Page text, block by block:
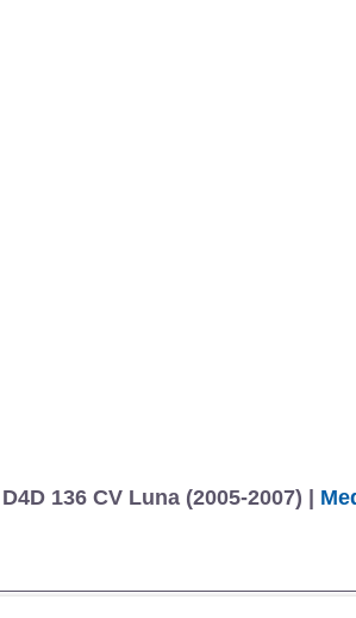
136 CV Luna (2005-2007) |